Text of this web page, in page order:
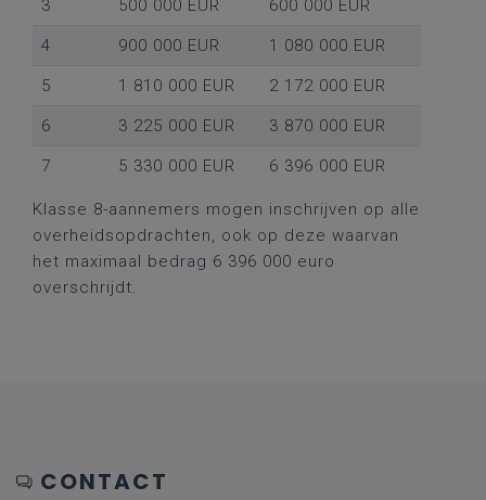
3 500 000 EUR 600 000 EUR
4 900 000 EUR 1 080 000 EUR
5 1 810 000 EUR 2 172 000 EUR
6 3 225 000 EUR 3 870 000 EUR
7 5 330 000 EUR 6 396 000 EUR
Klasse 8-aannemers mogen inschrijven op alle
overheidsopdrachten, ook op deze waarvan
het maximaal bedrag 6 396 000 euro
overschrijdt.
CONTACT